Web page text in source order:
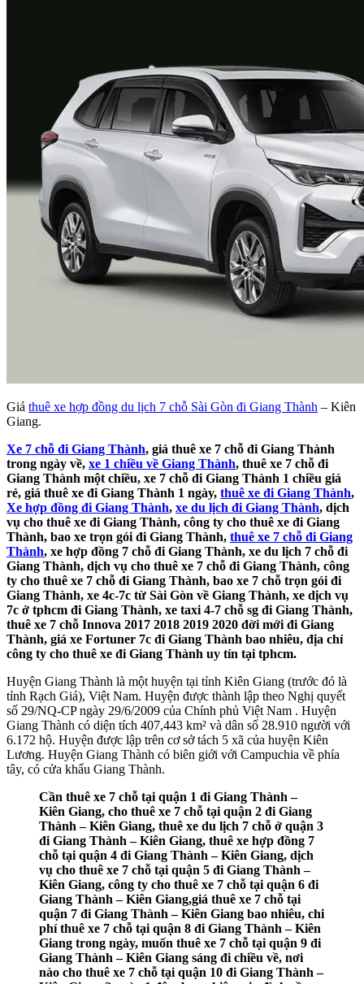
Giá thuê xe hợp đồng du lịch 7 chỗ Sài Gòn đi Giang Thành – Kiên
Giang.
Xe 7 chỗ đi Giang Thành, giá thuê xe 7 chỗ đi Giang Thành
trong ngày về, xe 1 chiều về Giang Thành, thuê xe 7 chỗ đi
Giang Thành một chiều, xe 7 chỗ đi Giang Thành 1 chiều giá
rẻ, giá thuê xe đi Giang Thành 1 ngày, thuê xe đi Giang Thành,
Xe hợp đồng đi Giang Thành, xe du lịch đi Giang Thành, dịch
vụ cho thuê xe đi Giang Thành, công ty cho thuê xe đi Giang
Thành, bao xe trọn gói đi Giang Thành, thuê xe 7 chỗ đi Giang
Thành, xe hợp đồng 7 chỗ đi Giang Thành, xe du lịch 7 chỗ đi
Giang Thành, dịch vụ cho thuê xe 7 chỗ đi Giang Thành, công
ty cho thuê xe 7 chỗ đi Giang Thành, bao xe 7 chỗ trọn gói đi
Giang Thành, xe 4c-7c từ Sài Gòn về Giang Thành, xe dịch vụ
7c ở tphcm đi Giang Thành, xe taxi 4-7 chỗ sg đi Giang Thành,
thuê xe 7 chỗ Innova 2017 2018 2019 2020 đời mới đi Giang
Thành, giá xe Fortuner 7c đi Giang Thành bao nhiêu, địa chỉ
công ty cho thuê xe đi Giang Thành uy tín tại tphcm.
Huyện Giang Thành là một huyện tại tỉnh Kiên Giang (trước đó là
tỉnh Rạch Giá), Việt Nam. Huyện được thành lập theo Nghị quyết
số 29/NQ-CP ngày 29/6/2009 của Chính phủ Việt Nam . Huyện
Giang Thành có diện tích 407,443 km² và dân số 28.910 người với
6.172 hộ. Huyện được lập trên cơ sở tách 5 xã của huyện Kiên
Lương. Huyện Giang Thành có biên giới với Campuchia về phía
tây, có cửa khẩu Giang Thành.
Cần thuê xe 7 chỗ tại quận 1 đi Giang Thành –
Kiên Giang, cho thuê xe 7 chỗ tại quận 2 đi Giang
Thành – Kiên Giang, thuê xe du lịch 7 chỗ ở quận 3
đi Giang Thành – Kiên Giang, thuê xe hợp đồng 7
chỗ tại quận 4 đi Giang Thành – Kiên Giang, dịch
vụ cho thuê xe 7 chỗ tại quận 5 đi Giang Thành –
Kiên Giang, công ty cho thuê xe 7 chỗ tại quận 6 đi
Giang Thành – Kiên Giang,giá thuê xe 7 chỗ tại
quận 7 đi Giang Thành – Kiên Giang bao nhiêu, chi
phí thuê xe 7 chỗ tại quận 8 đi Giang Thành – Kiên
Giang trong ngày, muốn thuê xe 7 chỗ tại quận 9 đi
Giang Thành – Kiên Giang sáng đi chiều về, nơi
nào cho thuê xe 7 chỗ tại quận 10 đi Giang Thành –